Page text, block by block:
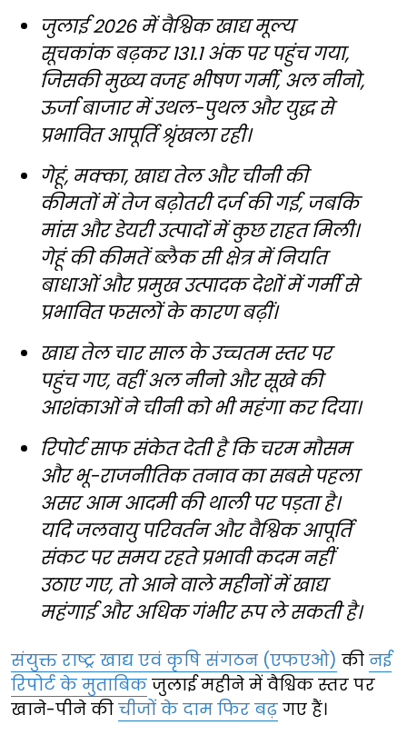
जुलाई 2026 में वैश्विक खाद्य मूल्य
सूचकांक बढ़कर 131.1 अंक पर पहुंच गया,
जिसकी मुख्य वजह भीषण गर्मी, अल नीनो,
ऊर्जा बाजार में उथल-पुथल और युद्ध से
प्रभावित आपूर्ति श्रृंखला रही।
गेहूं, मक्का, खाद्य तेल और चीनी की
कीमतों में तेज बढ़ोतरी दर्ज की गई, जबकि
मांस और डेयरी उत्पादों में कुछ राहत मिली।
गेहूं की कीमतें ब्लैक सी क्षेत्र में निर्यात
बाधाओं और प्रमुख उत्पादक देशों में गर्मी से
प्रभावित फसलों के कारण बढ़ीं।
खाद्य तेल चार साल के उच्चतम स्तर पर
पहुंच गए, वहीं अल नीनो और सूखे की
आशंकाओं ने चीनी को भी महंगा कर दिया।
रिपोर्ट साफ संकेत देती है कि चरम मौसम
और भू-राजनीतिक तनाव का सबसे पहला
असर आम आदमी की थाली पर पड़ता है।
यदि जलवायु परिवर्तन और वैश्विक आपूर्ति
संकट पर समय रहते प्रभावी कदम नहीं
उठाए गए, तो आने वाले महीनों में खाद्य
महंगाई और अधिक गंभीर रूप ले सकती है।
संयुक्त राष्ट्र खाद्य एवं कृषि संगठन (एफएओ) की नई
रिपोर्ट के मुताबिक जुलाई महीने में वैश्विक स्तर पर
खाने-पीने की चीजों के दाम फिर बढ़ गए हैं।